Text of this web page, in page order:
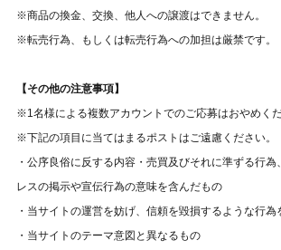
※商品の換金、交換、他人への譲渡はできません。
※転売行為、もしくは転売行為への加担は厳禁です。
【その他の注意事項】
※1名様による複数アカウントでのご応募はおやめくだ
※下記の項目に当てはまるポストはご遠慮ください。
・公序良俗に反する内容・売買及びそれに準ずる行
レスの掲示や宣伝行為の意味を含んだもの
・当サイトの運営を妨げ、信頼を毀損するような行為
・当サイトのテーマ意図と異なるもの